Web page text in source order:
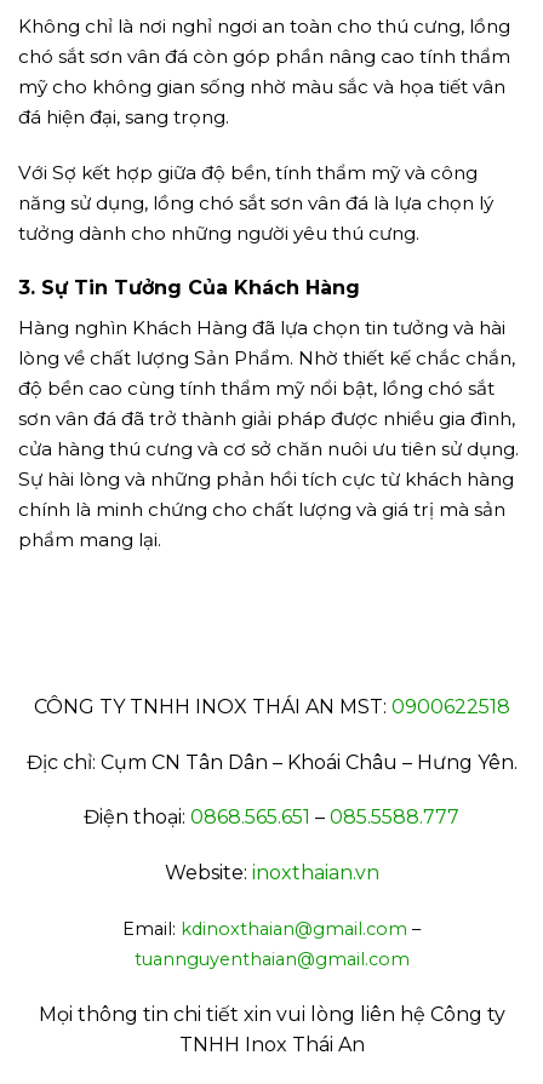
Không chỉ là nơi nghỉ ngơi an toàn cho thú cưng, lồng
chó sắt sơn vân đá còn góp phần nâng cao tính thẩm
mỹ cho không gian sống nhờ màu sắc và họa tiết vân
đá hiện đại, sang trọng.
Với Sợ kết hợp giữa độ bền, tính thẩm mỹ và công
năng sử dụng, lồng chó sắt sơn vân đá là lựa chọn lý
tưởng dành cho những người yêu thú cưng.
3. Sự Tin Tưởng Của Khách Hàng
Hàng nghìn Khách Hàng đã lựa chọn tin tưởng và hài
lòng về chất lượng Sản Phẩm. Nhờ thiết kế chắc chắn,
độ bền cao cùng tính thẩm mỹ nổi bật, lồng chó sắt
sơn vân đá đã trở thành giải pháp được nhiều gia đình,
cửa hàng thú cưng và cơ sở chăn nuôi ưu tiên sử dụng.
Sự hài lòng và những phản hồi tích cực từ khách hàng
chính là minh chứng cho chất lượng và giá trị mà sản
phẩm mang lại.
CÔNG TY TNHH INOX THÁI AN MST: 0900622518
Địc chỉ: Cụm CN Tân Dân – Khoái Châu – Hưng Yên.
Điện thoại: 0868.565.651 – 085.5588.777
Website: inoxthaian.vn
Email: kdinoxthaian@gmail.com –
tuannguyenthaian@gmail.com
Mọi thông tin chi tiết xin vui lòng liên hệ Công ty
TNHH Inox Thái An